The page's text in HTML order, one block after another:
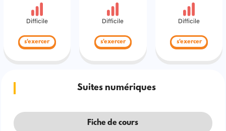
Difficile
s'exercer
Difficile
s'exercer
Difficile
s'exercer
Suites numériques
Fiche de cours